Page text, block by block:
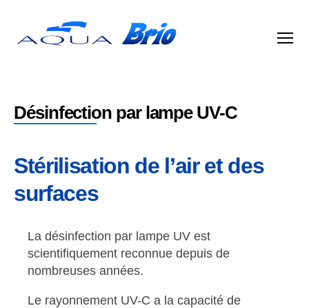
Désinfection par lampe UV-C
Stérilisation de l’air et des
surfaces
La désinfection par lampe UV est
scientifiquement reconnue depuis de
nombreuses années.
Le rayonnement UV-C a la capacité de